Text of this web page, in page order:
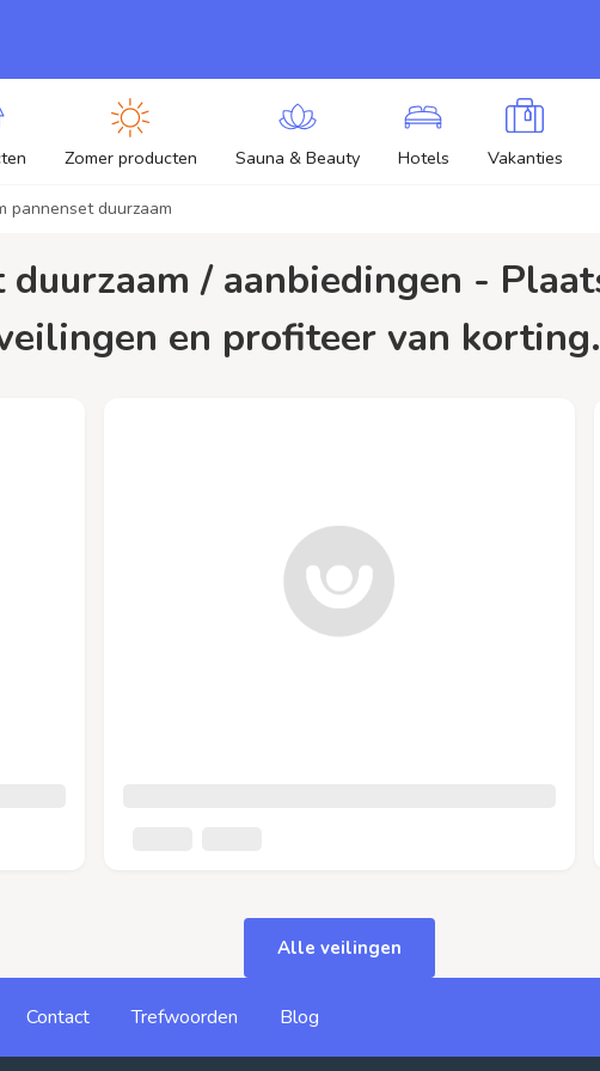
Zomer producten Sauna & Beauty Hotels Vakanties
pannenset duurzaam
en profiteer van korting.
Alle veilingen
Contact Trefwoorden Blog